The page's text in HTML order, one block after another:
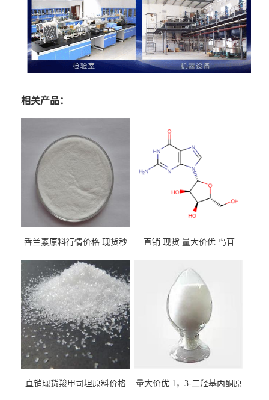
相关产品：
香兰素原料行情价格 现货秒
直销 现货 量大价优 鸟苷
直销现货羧甲司坦原料价格
量大价优 1，3-二羟基丙酮原